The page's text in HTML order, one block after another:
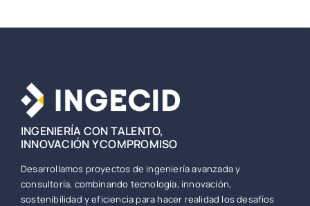
INGENIERÍA CON TALENTO,
INNOVACIÓN Y COMPROMISO
Desarrollamos proyectos de ingeniería avanzada y
consultoría, combinando tecnología, innovación,
sostenibilidad y eficiencia para hacer realidad los desafíos